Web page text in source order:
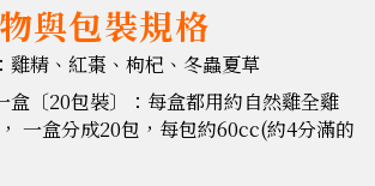
與包裝規格
雞精、紅棗、枸杞、冬蟲夏草
盒〔20包裝〕：每盒都用約自然雞全雞
一盒分成20包，每包約60cc(約4分滿的